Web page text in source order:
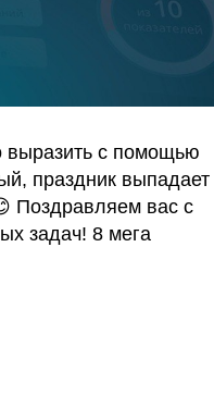
выразить с помощью
праздник выпадает
Поздравляем вас с
задач! 8 мега